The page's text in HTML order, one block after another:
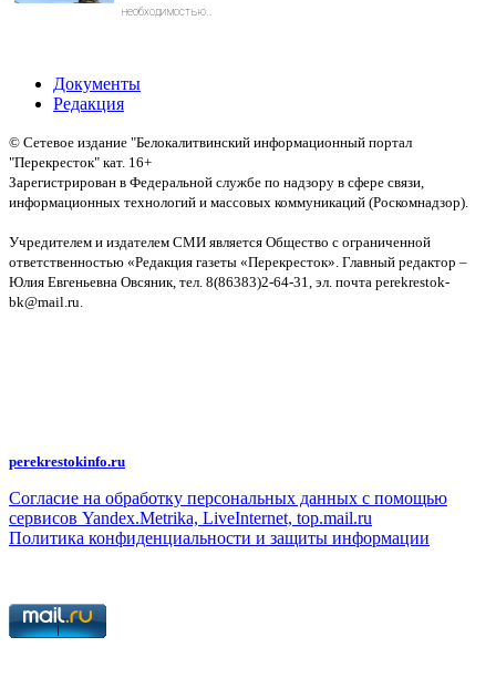
необходимостью
Документы
Редакция
© Сетевое издание "Белокалитвинский информационный портал
"Перекресток" кат. 16+
Зарегистрирован в Федеральной службе по надзору в сфере связи,
информационных технологий и массовых коммуникаций (Роскомнадзор).
Учредителем и издателем СМИ является Общество с ограниченной
ответственностью «Редакция газеты «Перекресток». Главный редактор –
Юлия Евгеньевна Овсяник, тел. 8(86383)2-64-31, эл. почта perekrestok-
bk@mail.ru.
perekrestokinfo.ru
Согласие на обработку персональных данных с помощью
сервисов Yandex.Metrika, LiveInternet, top.mail.ru
Политика конфиденциальности и защиты информации